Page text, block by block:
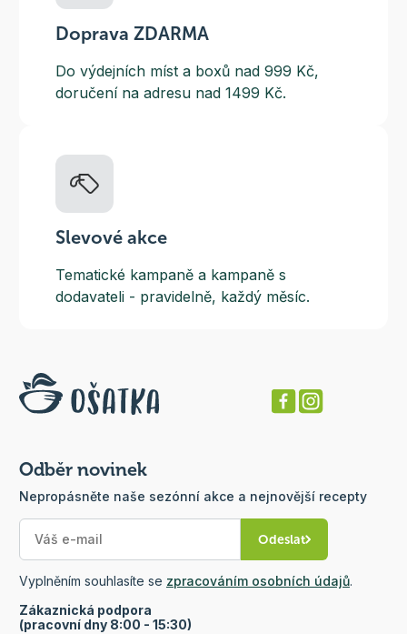
Doprava ZDARMA
Do výdejních míst a boxů nad 999 Kč,
doručení na adresu nad 1499 Kč.
Slevové akce
Tematické kampaně a kampaně s
dodavateli - pravidelně, každý měsíc.
Odběr novinek
Nepropásněte naše sezónní akce a nejnovější recepty
Odeslat
Vyplněním souhlasíte se zpracováním osobních údajů.
Zákaznická podpora
(pracovní dny 8:00 - 15:30)